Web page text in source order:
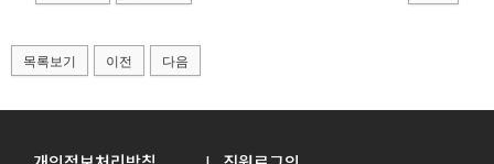
목록보기 이전 다음